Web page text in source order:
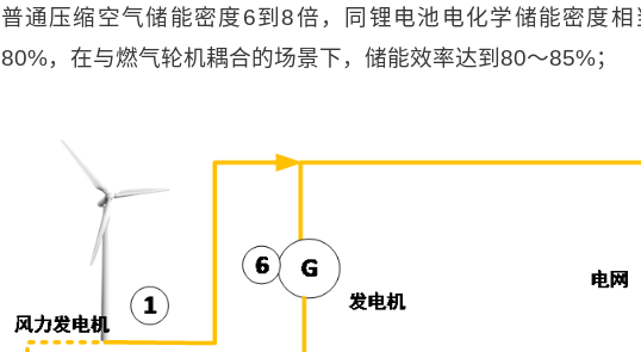
普通压缩空气储能密度6到8倍，同锂电池电化学储能密度
80%，在与燃气轮机耦合的场景下，储能效率达到80～85%；